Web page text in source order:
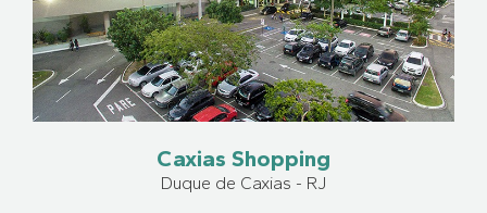
Caxias Shopping
Duque de Caxias - RJ